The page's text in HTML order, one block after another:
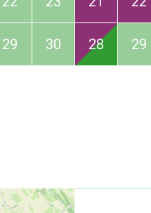
29 30 28 29